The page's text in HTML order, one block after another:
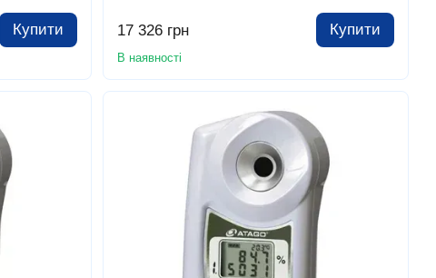
Купити 17 326 грн Купити
В наявності